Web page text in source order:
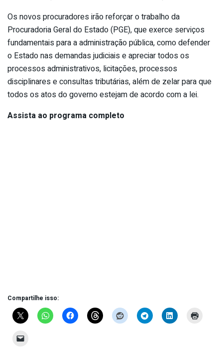
Os novos procuradores irão reforçar o trabalho da
Procuradoria Geral do Estado (PGE), que exerce serviços
fundamentais para a administração pública, como defender
o Estado nas demandas judiciais e apreciar todos os
processos administrativos, licitações, processos
disciplinares e consultas tributárias, além de zelar para que
todos os atos do governo estejam de acordo com a lei.
Assista ao programa completo
Compartilhe isso: